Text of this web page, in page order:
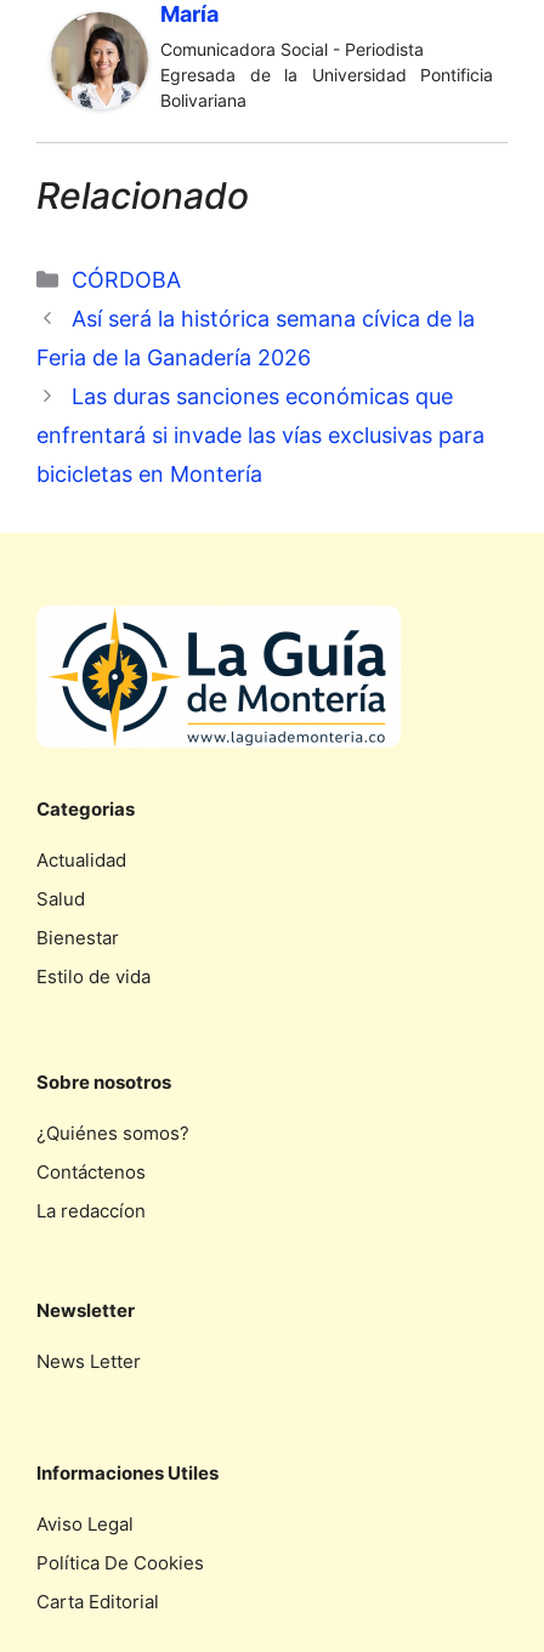
María
Comunicadora Social - Periodista
Egresada de la Universidad Pontificia
Bolivariana
Relacionado
Categorías
CÓRDOBA
Así será la histórica semana cívica de la
Feria de la Ganadería 2026
Las duras sanciones económicas que
enfrentará si invade las vías exclusivas para
bicicletas en Montería
Categorias
Actualidad
Salud
Bienestar
Estilo de vida
Sobre nosotros
¿Quiénes somos?
Contáctenos
La redaccíon
Newsletter
News Letter
Informaciones Utiles
Aviso Legal
Política De Cookies
Carta Editorial